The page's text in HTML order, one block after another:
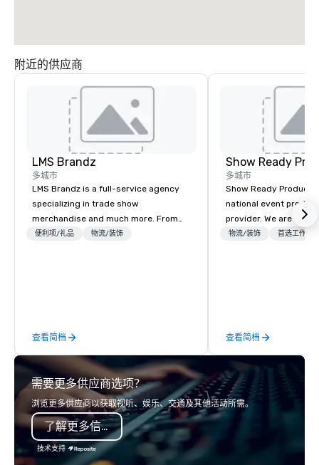
附近的供应商
LMS Brandz
多城市
LMS Brandz is a full-service agency
specializing in trade show
merchandise and much more. From
booth giveaways and branded apparel
years of industry experience and
commitment to exceptional customer
service set us apart. We deliver
smart, reliable solutions designed to
make the end-user experience
seamless from start to finish. We are
also a certified WOSB.
便利项/礼品 物流/装饰
查看简档
Show Ready
多城市
Show Ready
national event
provider. We are your
production partner
物流/装饰 首选工作人
查看简档
需要更多供应商选项？
浏览更多供应商以获取视听、娱乐、交通及其他活动所需。
了解更多信息
技术支持